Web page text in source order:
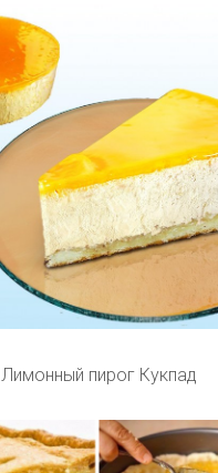
Лимонный пирог Кукпад